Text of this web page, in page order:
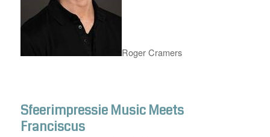
Roger Cramers
Sfeerimpressie Music Meets
Franciscus